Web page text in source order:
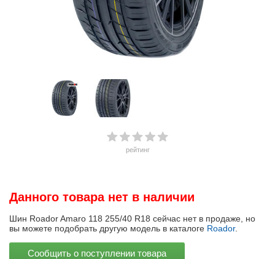
рейтинг
Данного товара нет в наличии
Шин Roador Amaro 118 255/40 R18 сейчас нет в продаже, но
вы можете подобрать другую модель в каталоге Roador.
Сообщить о поступлении товара